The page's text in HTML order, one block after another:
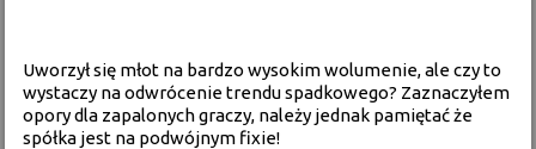
Uworzył się młot na bardzo wysokim wolumenie, ale czy to
wystaczy na odwrócenie trendu spadkowego? Zaznaczyłem
opory dla zapalonych graczy, należy jednak pamiętać że
spółka jest na podwójnym fixie!